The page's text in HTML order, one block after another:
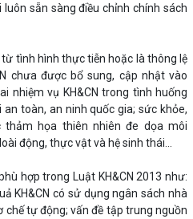
sẵn sàng điều chỉnh chính sách
tình hình thực tiễn hoặc là thông lệ
chưa được bổ sung, cập nhật vào
nhiệm vụ KH&CN trong tình huống
toàn, an ninh quốc gia; sức khỏe,
họa thiên nhiên đe dọa môi
động, thực vật và hệ sinh thái...
hợp trong Luật KH&CN 2013 như:
KH&CN có sử dụng ngân sách nhà
tự động; vấn đề tập trung nguồn